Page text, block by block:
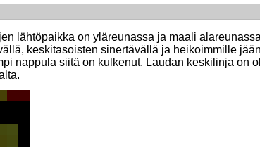
lähtöpaikka on yläreunassa ja maali
keskitasoisten sinertävällä ja heikoimmille
nappula siitä on kulkenut. Laudan keskilinja on